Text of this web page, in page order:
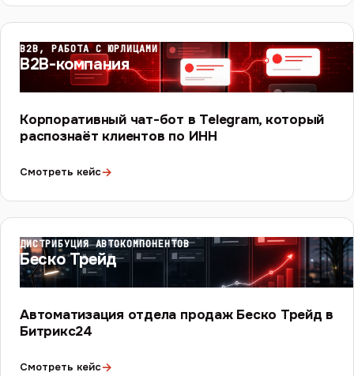
B2B, РАБОТА С ЮРЛИЦАМИ
B2B-компания
Корпоративный чат-бот в Telegram, который
распознаёт клиентов по ИНН
Смотреть кейс→
ДИСТРИБУЦИЯ АВТОКОМПОНЕНТОВ
Беско Трейд
Автоматизация отдела продаж Беско Трейд в
Битрикс24
Смотреть кейс→